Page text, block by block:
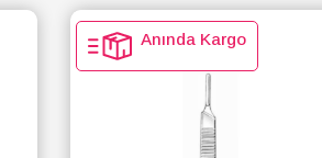
Anında Kargo